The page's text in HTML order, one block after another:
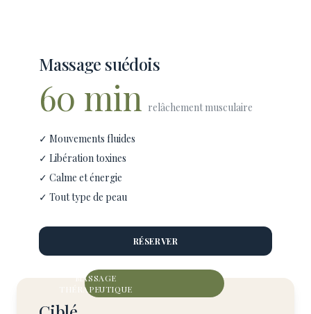
Massage suédois
60 min relâchement musculaire
✓ Mouvements fluides
✓ Libération toxines
✓ Calme et énergie
✓ Tout type de peau
RÉSERVER
MASSAGE
THÉRAPEUTIQUE